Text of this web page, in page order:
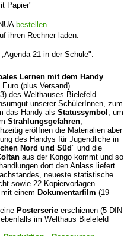
Papier"
bestellen
ihren Rechner laden.
21 in der Schule":
Lernen mit dem Handy.
(plus Versand).
des Welthauses Bielefeld
unserer SchülerInnen, zum
das Handy als Statussymbol , um
Strahlungsgefahren,
eröffnen die Materialien aber
des Handys für Jugendliche in
Nord und Süd" und die
aus der Kongo kommt und so
dort den Anlass liefert.
neueste statistische
sowie 22 Kopiervorlagen
mit einem Dokumentarfilm (19
Posterserie erschienen (5 DIN
im Welthaus Bielefeld